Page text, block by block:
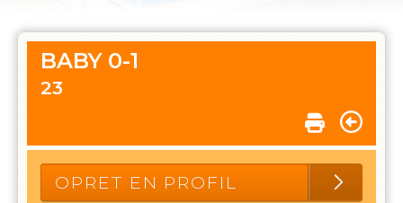
BABY 0-1
23
OPRET EN PROFIL